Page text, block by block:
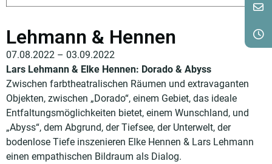
Lehmann & Hennen
07.08.2022 – 03.09.2022
Lars Lehmann & Elke Hennen: Dorado & Abyss
Zwischen farbtheatralischen Räumen und extravaganten
Objekten, zwischen „Dorado“, einem Gebiet, das ideale
Entfaltungsmöglichkeiten bietet, einem Wunschland, und
„Abyss“, dem Abgrund, der Tiefsee, der Unterwelt, der
bodenlose Tiefe inszenieren Elke Hennen & Lars Lehmann
einen empathischen Bildraum als Dialog.